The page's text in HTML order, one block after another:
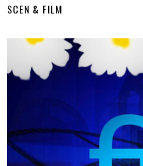
SCEN & FILM